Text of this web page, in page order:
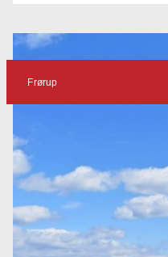
Frørup